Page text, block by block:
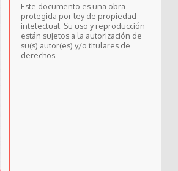
Este documento es una obra
protegida por ley de propiedad
intelectual. Su uso y reproducción
están sujetos a la autorización de
su(s) autor(es) y/o titulares de
derechos.